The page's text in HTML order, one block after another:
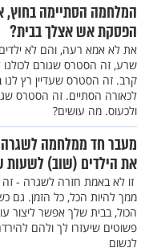
המלחמה הסתיימה בחוץ,
הפסקת אש אצלך בבית?
את לא אמא רעה, והם לא
שרע, זה הסטרס שגורם לכולנו
קרב. זה הסטרס שעדיין רץ
לכאורה הסתיים. זה הסטרס
ולכעוס. מה עושים?
מעבר חד ממלחמה לשגרה:
את הילדים (שוב) לשעות
זו לא באמת חזרה לשגרה - זה
ממך להיות הכל, כל הזמן. גם
הכול, בבית שלך אפשר ליצור
פשוטים שיעזרו לך ולהם
לנשום